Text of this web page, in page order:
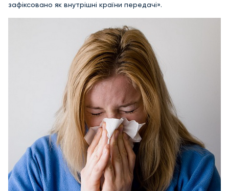
зафіксовано як внутрішні країни передачі».